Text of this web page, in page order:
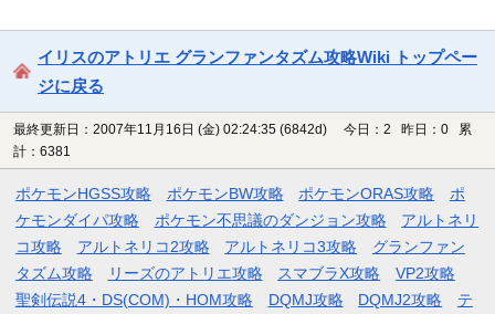
イリスのアトリエ グランファンタズム攻略Wiki トップペー
ジに戻る
最終更新日：2007年11月16日 (金) 02:24:35 (6842d)
今日：2 昨日：0 累
計：6381
ポケモンHGSS攻略 ポケモンBW攻略 ポケモンORAS攻略
ポ
ケモンダイパ攻略
ポケモン不思議のダンジョン攻略
アルトネリ
コ攻略
アルトネリコ2攻略 アルトネリコ3攻略
グランファン
タズム攻略
リーズのアトリエ攻略 スマブラX攻略
VP2攻略
聖剣伝説4・DS(COM)・HOM攻略
DQMJ攻略 DQMJ2攻略 テ